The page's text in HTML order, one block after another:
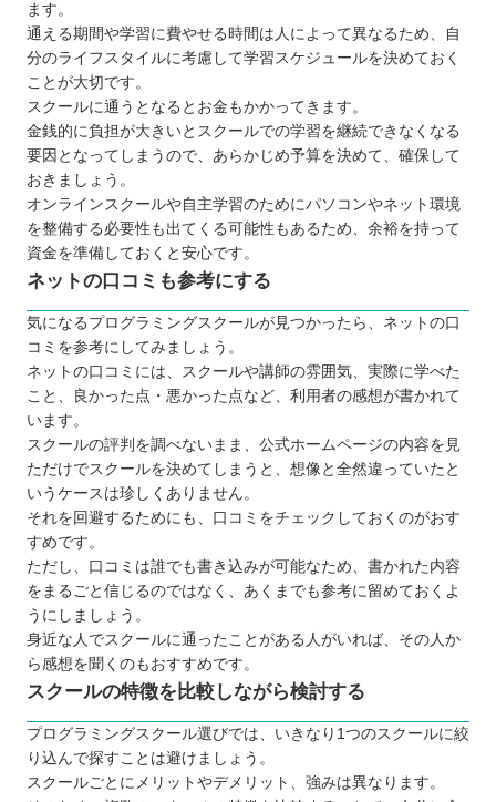
Winスクール
札幌WEBプログラミングスクール
ヒューマンアカデミープログラミング講座
techgym（テックジム）
SAMURAI ENGINEER（サムライエンジニ
ア）
【北海道】子ども向けのおすすめプログラミングス
クール5選
コードアドベンチャー
D-SCHOOL北海道
QUREOプログラミング教室
市民パソコン塾
北海道で自分にあったプログラミングスクールを
選ぼう
を探したい⭐️
北海道 / 東北
関東
中部
近畿
中国
四国
九州 / 沖縄
ます。
通える期間や学習に費やせる時間は人によって異なるため、自
分のライフスタイルに考慮して学習スケジュールを決めておく
ことが大切です。
スクールに通うとなるとお金もかかってきます。
金銭的に負担が大きいとスクールでの学習を継続できなくなる
要因となってしまうので、あらかじめ予算を決めて、確保して
おきましょう。
オンラインスクールや自主学習のためにパソコンやネット環境
を整備する必要性も出てくる可能性もあるため、余裕を持って
資金を準備しておくと安心です。
ネットの口コミも参考にする
気になるプログラミングスクールが見つかったら、ネットの口
コミを参考にしてみましょう。
ネットの口コミには、スクールや講師の雰囲気、実際に学べた
こと、良かった点・悪かった点など、利用者の感想が書かれて
います。
スクールの評判を調べないまま、公式ホームページの内容を見
ただけでスクールを決めてしまうと、想像と全然違っていたと
いうケースは珍しくありません。
それを回避するためにも、口コミをチェックしておくのがおす
すめです。
ただし、口コミは誰でも書き込みが可能なため、書かれた内容
をまるごと信じるのではなく、あくまでも参考に留めておくよ
うにしましょう。
身近な人でスクールに通ったことがある人がいれば、その人か
ら感想を聞くのもおすすめです。
スクールの特徴を比較しながら検討する
プログラミングスクール選びでは、いきなり1つのスクールに絞
り込んで探すことは避けましょう。
スクールごとにメリットやデメリット、強みは異なります。